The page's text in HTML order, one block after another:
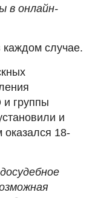
в онлайн-
каждом случае.
группы
и
18-